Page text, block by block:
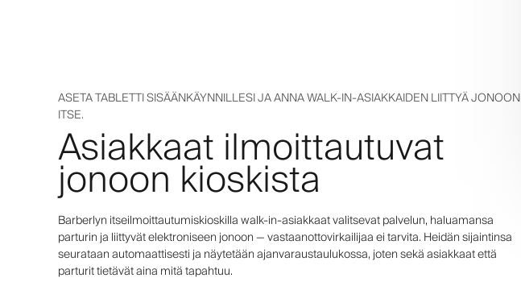
ASETA TABLETTI SISÄÄNKÄYNNILLESI JA ANNA WALK-IN-ASIAKKAIDEN LIITTYÄ JONOON
ITSE.
Asiakkaat ilmoittautuvat
jonoon kioskista
Barberlyn itseilmoittautumiskioskilla walk-in-asiakkaat valitsevat palvelun, haluamansa
parturin ja liittyvät elektroniseen jonoon — vastaanottovirkailijaa ei tarvita. Heidän sijaintinsa
seurataan automaattisesti ja näytetään ajanvaraustaulukossa, joten sekä asiakkaat että
parturit tietävät aina mitä tapahtuu.